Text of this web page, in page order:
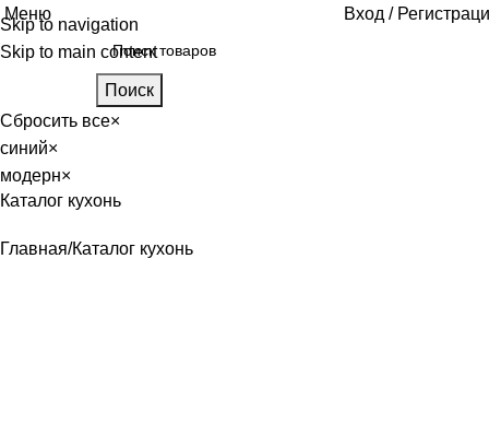
Skip to navigation
Skip to main content
Меню Вход /
Поиск
Сбросить все×
синий×
модерн×
Каталог кухонь
Главная Каталог кухонь